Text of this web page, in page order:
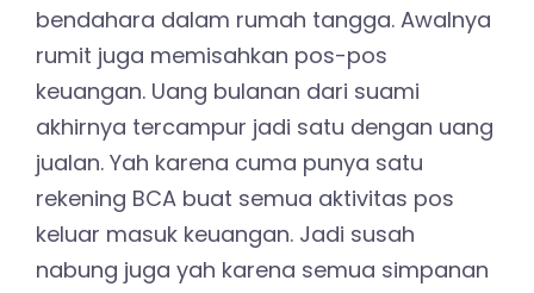
bendahara dalam rumah tangga. Awalnya
rumit juga memisahkan pos-pos
keuangan. Uang bulanan dari suami
akhirnya tercampur jadi satu dengan uang
jualan. Yah karena cuma punya satu
rekening BCA buat semua aktivitas pos
keluar masuk keuangan. Jadi susah
nabung juga yah karena semua simpanan